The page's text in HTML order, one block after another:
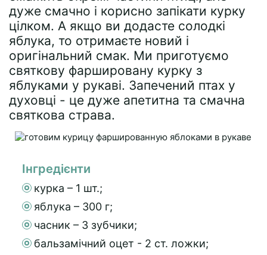
дуже смачно і корисно запікати курку
цілком. А якщо ви додасте солодкі
яблука, то отримаєте новий і
оригінальний смак. Ми приготуємо
святкову фаршировану курку з
яблуками у рукаві. Запечений птах у
духовці - це дуже апетитна та смачна
святкова страва.
Інгредієнти
курка – 1 шт.;
яблука – 300 г;
часник – 3 зубчики;
бальзамічний оцет - 2 ст. ложки;